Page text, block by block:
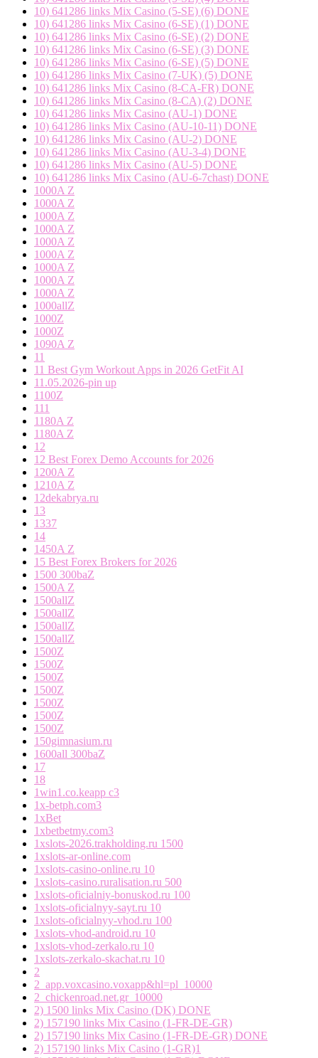
10) 641286 links Mix Casino (5-SE) (6) DONE
10) 641286 links Mix Casino (6-SE) (1) DONE
10) 641286 links Mix Casino (6-SE) (2) DONE
10) 641286 links Mix Casino (6-SE) (3) DONE
10) 641286 links Mix Casino (6-SE) (5) DONE
10) 641286 links Mix Casino (7-UK) (5) DONE
10) 641286 links Mix Casino (8-CA-FR) DONE
10) 641286 links Mix Casino (8-CA) (2) DONE
10) 641286 links Mix Casino (AU-1) DONE
10) 641286 links Mix Casino (AU-10-11) DONE
10) 641286 links Mix Casino (AU-2) DONE
10) 641286 links Mix Casino (AU-3-4) DONE
10) 641286 links Mix Casino (AU-5) DONE
10) 641286 links Mix Casino (AU-6-7chast) DONE
1000A Z
1000A Z
1000A Z
1000A Z
1000A Z
1000A Z
1000A Z
1000A Z
1000A Z
1000allZ
1000Z
1000Z
1090A Z
11
11 Best Gym Workout Apps in 2026 GetFit AI
11.05.2026-pin up
1100Z
111
1180A Z
1180A Z
12
12 Best Forex Demo Accounts for 2026
1200A Z
1210A Z
12dekabrya.ru
13
1337
14
1450A Z
15 Best Forex Brokers for 2026
1500 300baZ
1500A Z
1500allZ
1500allZ
1500allZ
1500allZ
1500Z
1500Z
1500Z
1500Z
1500Z
1500Z
1500Z
150gimnasium.ru
1600all 300baZ
17
18
1win1.co.keapp c3
1x-betph.com3
1xBet
1xbetbetmy.com3
1xslots-2026.trakholding.ru 1500
1xslots-ar-online.com
1xslots-casino-online.ru 10
1xslots-casino.ruralisation.ru 500
1xslots-oficialniy-bonuskod.ru 100
1xslots-oficialnyy-sayt.ru 10
1xslots-oficialnyy-vhod.ru 100
1xslots-vhod-android.ru 10
1xslots-vhod-zerkalo.ru 10
1xslots-zerkalo-skachat.ru 10
2
2_app.voxcasino.voxapp&hl=pl_10000
2_chickenroad.net.gr_10000
2) 1500 links Mix Casino (DK) DONE
2) 157190 links Mix Casino (1-FR-DE-GR)
2) 157190 links Mix Casino (1-FR-DE-GR) DONE
2) 157190 links Mix Casino (1-GR)1